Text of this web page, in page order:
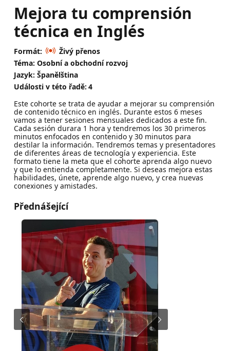
Mejora tu comprensión
técnica en Inglés
Formát:
Živý přenos
Téma: Osobní a obchodní rozvoj
Jazyk: Španělština
Události v této řadě: 4
Este cohorte se trata de ayudar a mejorar su comprensión
de contenido técnico en inglés. Durante estos 6 meses
vamos a tener sesiones mensuales dedicados a este fin.
Cada sesión durara 1 hora y tendremos los 30 primeros
minutos enfocados en contenido y 30 minutos para
destilar la información. Tendremos temas y presentadores
de diferentes áreas de tecnología y experiencia. Este
formato tiene la meta que el cohorte aprenda algo nuevo
y que lo entienda completamente. Si deseas mejora estas
habilidades, únete, aprende algo nuevo, y crea nuevas
conexiones y amistades.
Přednášející